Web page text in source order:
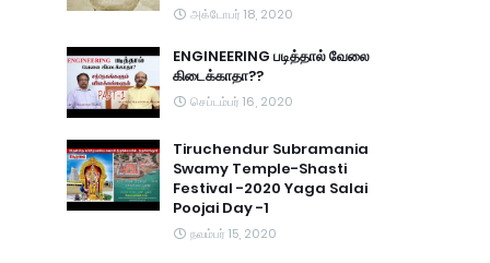
அக்டோபர் 18, 2020
ENGINEERING படித்தால் வேலை
கிடைக்காதா??
செப்டம்பர் 16, 2020
Tiruchendur Subramania
Swamy Temple-Shasti
Festival -2020 Yaga Salai
Poojai Day -1
நவம்பர் 15, 2020